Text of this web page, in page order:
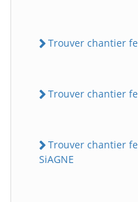
Trouver chantier
Trouver chantier
Trouver chantier
SiAGNE